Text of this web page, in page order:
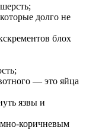
долго не
блох
— это яйца
язвы и
коричневым